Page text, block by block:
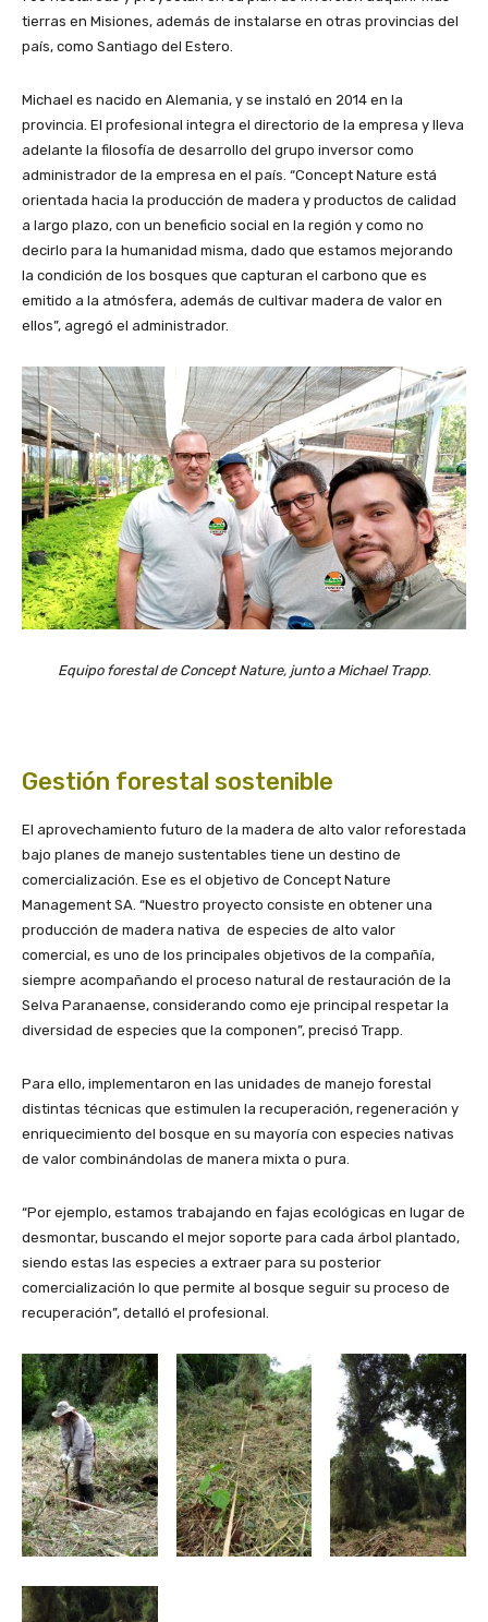
tierras en Misiones, además de instalarse en otras provincias del
país, como Santiago del Estero.
Michael es nacido en Alemania, y se instaló en 2014 en la
provincia. El profesional integra el directorio de la empresa y lleva
adelante la filosofía de desarrollo del grupo inversor como
administrador de la empresa en el país. “Concept Nature está
orientada hacia la producción de madera y productos de calidad
a largo plazo, con un beneficio social en la región y como no
decirlo para la humanidad misma, dado que estamos mejorando
la condición de los bosques que capturan el carbono que es
emitido a la atmósfera, además de cultivar madera de valor en
ellos”, agregó el administrador.
Equipo forestal de Concept Nature, junto a Michael Trapp.
Gestión forestal sostenible
El aprovechamiento futuro de la madera de alto valor reforestada
bajo planes de manejo sustentables tiene un destino de
comercialización. Ese es el objetivo de Concept Nature
Management SA. “Nuestro proyecto consiste en obtener una
producción de madera nativa de especies de alto valor
comercial, es uno de los principales objetivos de la compañía,
siempre acompañando el proceso natural de restauración de la
Selva Paranaense, considerando como eje principal respetar la
diversidad de especies que la componen”, precisó Trapp.
Para ello, implementaron en las unidades de manejo forestal
distintas técnicas que estimulen la recuperación, regeneración y
enriquecimiento del bosque en su mayoría con especies nativas
de valor combinándolas de manera mixta o pura.
“Por ejemplo, estamos trabajando en fajas ecológicas en lugar de
desmontar, buscando el mejor soporte para cada árbol plantado,
siendo estas las especies a extraer para su posterior
comercialización lo que permite al bosque seguir su proceso de
recuperación”, detalló el profesional.